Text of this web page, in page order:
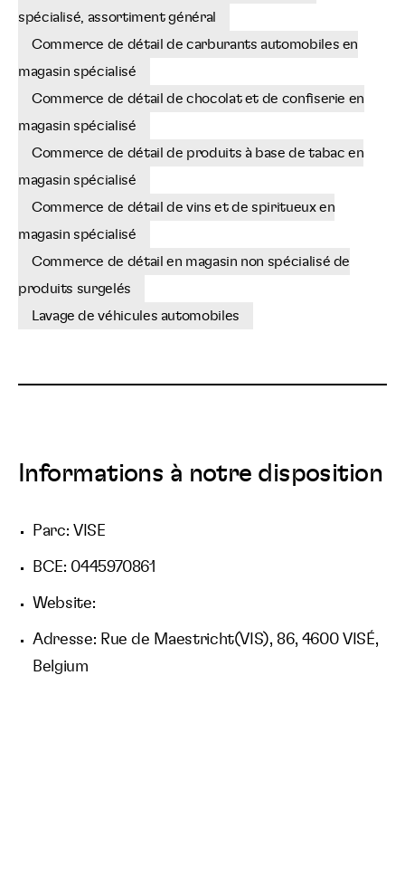
spécialisé, assortiment général
Commerce de détail de carburants automobiles en
magasin spécialisé
Commerce de détail de chocolat et de confiserie en
magasin spécialisé
Commerce de détail de produits à base de tabac en
magasin spécialisé
Commerce de détail de vins et de spiritueux en
magasin spécialisé
Commerce de détail en magasin non spécialisé de
produits surgelés
Lavage de véhicules automobiles
Informations à notre disposition
Parc: VISE
BCE: 0445970861
Website:
Adresse: Rue de Maestricht(VIS), 86, 4600 VISÉ,
Belgium